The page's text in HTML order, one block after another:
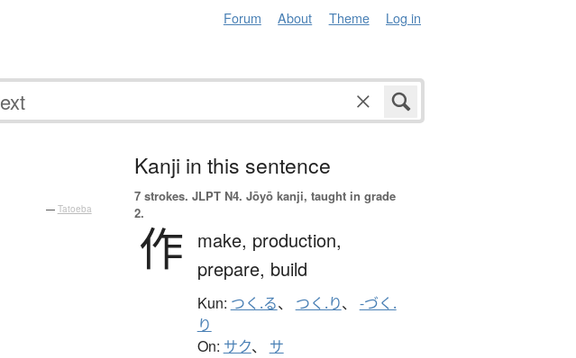
Forum About Theme Log in
— Tatoeba
Kanji in this sentence
7 strokes. JLPT N4. Jōyō kanji, taught in grade
2.
作 make, production,
prepare, build
Kun: つく.る、 つく.り、 -づく.
り
On: サク、 サ